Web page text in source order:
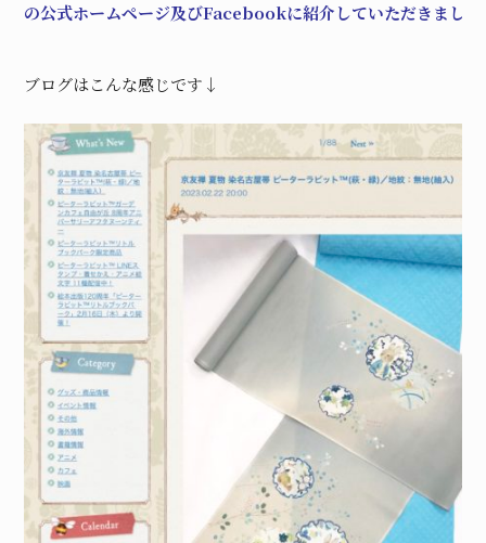
の公式ホームページ及びFacebookに紹介していただきまし
ブログはこんな感じです↓